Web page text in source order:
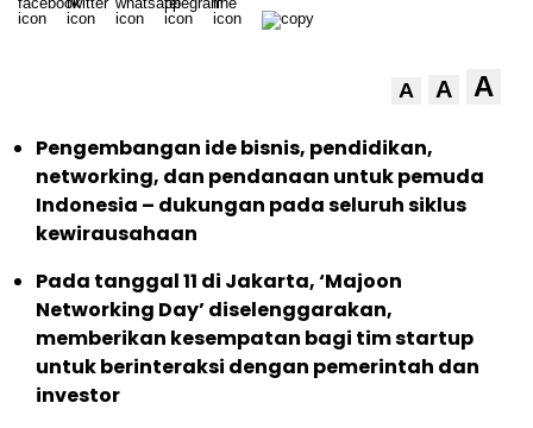
A A A
Pengembangan ide bisnis, pendidikan,
networking, dan pendanaan untuk pemuda
Indonesia – dukungan pada seluruh siklus
kewirausahaan
Pada tanggal 11 di Jakarta, ‘Majoon
Networking Day’ diselenggarakan,
memberikan kesempatan bagi tim startup
untuk berinteraksi dengan pemerintah dan
investor